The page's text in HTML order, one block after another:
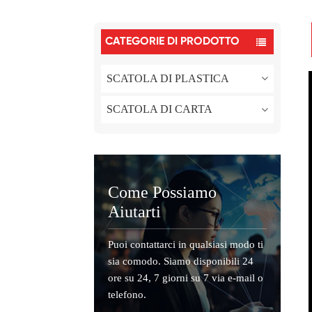
CATEGORIE DI PRODOTTO
SCATOLA DI PLASTICA
SCATOLA DI CARTA
Come Possiamo
Aiutarti
Puoi contattarci in qualsiasi modo ti
sia comodo. Siamo disponibili 24
ore su 24, 7 giorni su 7 via e-mail o
telefono.